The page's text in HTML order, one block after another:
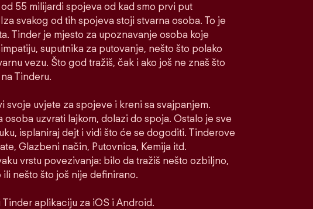
od 55 milijardi spojeva od kad smo prvi put
svakog od tih spojeva stoji stvarna osoba. To je
Tinder je mjesto za upoznavanje osoba koje
suputnika za putovanje, nešto što polako
vezu. Što god tražiš, čak i ako još ne znaš što
Tinderu.
svoje uvjete za spojeve i kreni sa svajpanjem.
osoba uzvrati lajkom, dolazi do spoja. Ostalo je sve
isplaniraj dejt i vidi što će se dogoditi. Tinderove
Glazbeni način, Putovnica, Kemija itd.
vrstu povezivanja: bilo da tražiš nešto ozbiljno,
nešto što još nije definirano.
aplikaciju za iOS i Android.